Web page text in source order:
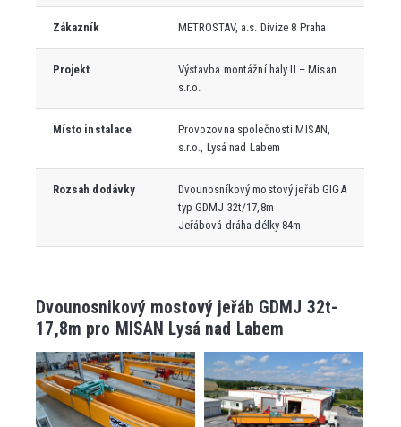
Zákazník METROSTAV, a.s. Divize 8 Praha
Projekt
Výstavba montážní haly II – Misan
s.r.o.
Místo instalace
Provozovna společnosti MISAN,
s.r.o., Lysá nad Labem
Rozsah dodávky
Dvounosníkový mostový jeřáb GIGA
typ GDMJ 32t/17,8m
Jeřábová dráha délky 84m
Dvounosnikový mostový jeřáb GDMJ 32t-
17,8m pro MISAN Lysá nad Labem